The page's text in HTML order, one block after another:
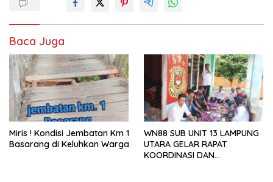
Baca Juga
Miris ! Kondisi Jembatan Km 1
Basarang di Keluhkan Warga
WN88 SUB UNIT 13 LAMPUNG
UTARA GELAR RAPAT
KOORDINASI DAN